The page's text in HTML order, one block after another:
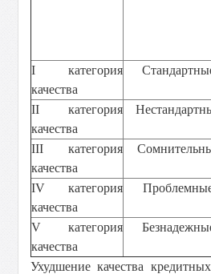
I категория
качества
II категория
качества
III категория
качества
IV категория
качества
V категория
качества
Ухудшение качества